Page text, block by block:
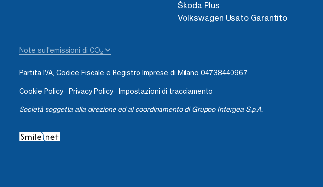
Škoda Plus
Volkswagen Usato Garantito
Note sull'emissioni di CO₂
Partita IVA, Codice Fiscale e Registro Imprese di Milano 04738440967
Cookie Policy Privacy Policy Impostazioni di tracciamento
Società soggetta alla direzione ed al coordinamento di Gruppo Intergea S.p.A.